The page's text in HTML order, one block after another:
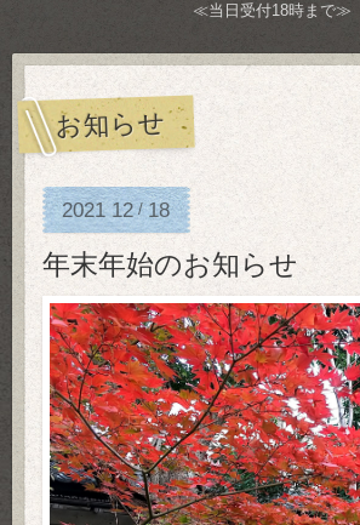
≪当日受付18時まで≫
お知らせ
2021 12 /18
年末年始のお知らせ